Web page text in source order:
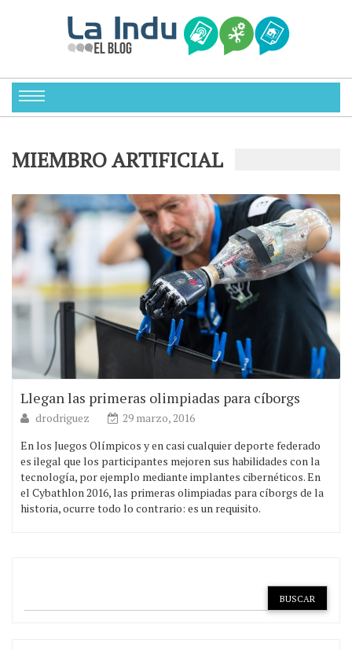
MIEMBRO ARTIFICIAL
Llegan las primeras olimpiadas para cíborgs
drodriguez
29 marzo, 2016
En los Juegos Olímpicos y en casi cualquier deporte federado
es ilegal que los participantes mejoren sus habilidades con la
tecnología, por ejemplo mediante implantes cibernéticos. En
el Cybathlon 2016, las primeras olimpiadas para cíborgs de la
historia, ocurre todo lo contrario: es un requisito.